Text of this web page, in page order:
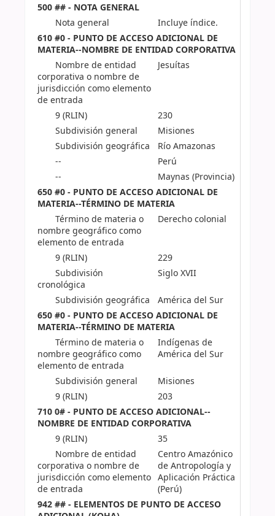
500 ## - NOTA GENERAL
Nota general
Incluye índice.
610 #0 - PUNTO DE ACCESO ADICIONAL DE
MATERIA--NOMBRE DE ENTIDAD CORPORATIVA
Nombre de entidad
corporativa o nombre de
jurisdicción como elemento
de entrada
Jesuítas
9 (RLIN)
230
Subdivisión general
Misiones
Subdivisión geográfica
Río Amazonas
--
Perú
--
Maynas (Provincia)
650 #0 - PUNTO DE ACCESO ADICIONAL DE
MATERIA--TÉRMINO DE MATERIA
Término de materia o
nombre geográfico como
elemento de entrada
Derecho colonial
9 (RLIN)
229
Subdivisión
cronológica
Siglo XVII
Subdivisión geográfica
América del Sur
650 #0 - PUNTO DE ACCESO ADICIONAL DE
MATERIA--TÉRMINO DE MATERIA
Término de materia o
nombre geográfico como
elemento de entrada
Indígenas de
América del Sur
Subdivisión general
Misiones
9 (RLIN)
203
710 0# - PUNTO DE ACCESO ADICIONAL--
NOMBRE DE ENTIDAD CORPORATIVA
9 (RLIN)
35
Nombre de entidad
corporativa o nombre de
jurisdicción como elemento
de entrada
Centro Amazónico
de Antropología y
Aplicación Práctica
(Perú)
942 ## - ELEMENTOS DE PUNTO DE ACCESO